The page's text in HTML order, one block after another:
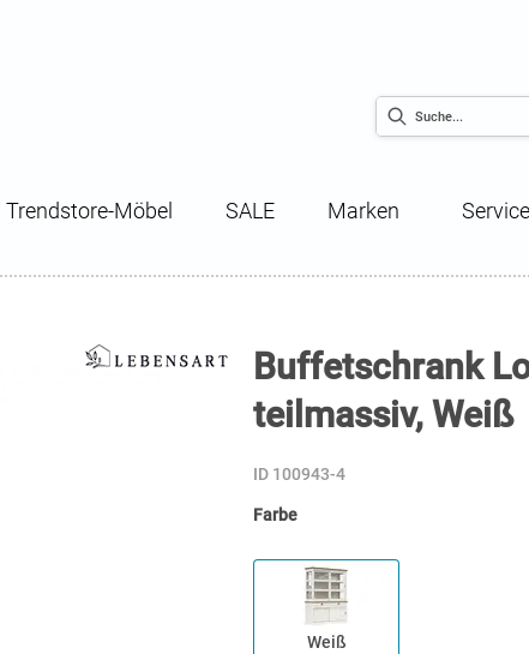
Trendstore-Möbel SALE Marken Service
Buffetschrank
teilmassiv, Weiß
ID 100943-4
Farbe
Weiß